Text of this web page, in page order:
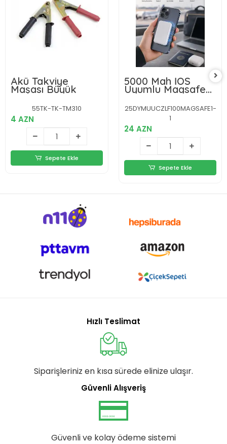
Akü Takviye
Maşası Büyük
55TK-TK-TM310
4 AZN
Sepete Ekle
5000 Mah İOS
Uyumlu Magsafe
Kablosuz Şarj Hızlı
Şarj Desteği
25DYMUUCZLF100MAGSAFE1-
1
24 AZN
Sepete Ekle
Hızlı Teslimat
Siparişleriniz en kısa sürede elinize ulaşır.
Güvenli Alışveriş
Güvenli ve kolay ödeme sistemi